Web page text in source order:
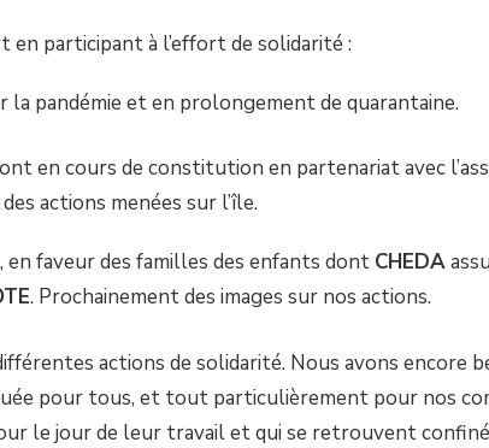
en participant à l’effort de solidarité :
la pandémie et en prolongement de quarantaine.
en cours de constitution en partenariat avec
actions menées sur l’île.
faveur des familles des enfants dont CHEDA
. Prochainement des images sur nos actions.
actions de solidarité. Nous avons encore
pour tous, et tout particulièrement pour nos
le jour de leur travail et qui se retrouvent